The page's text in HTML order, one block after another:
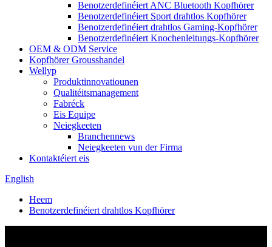
Benotzerdefinéiert ANC Bluetooth Kopfhörer
Benotzerdefinéiert Sport drahtlos Kopfhörer
Benotzerdefinéiert drahtlos Gaming-Kopfhörer
Benotzerdefinéiert Knochenleitungs-Kopfhörer
OEM & ODM Service
Kopfhörer Grousshandel
Wellyp
Produktinnovatiounen
Qualitéitsmanagement
Fabréck
Eis Equipe
Neiegkeeten
Branchennews
Neiegkeeten vun der Firma
Kontaktéiert eis
English
Heem
Benotzerdefinéiert drahtlos Kopfhörer